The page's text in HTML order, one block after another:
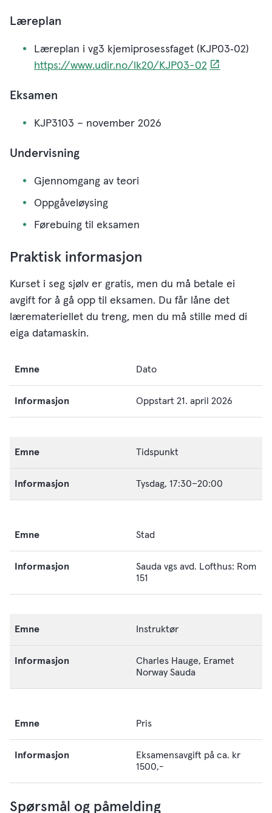
Læreplan
Læreplan i vg3 kjemiprosessfaget (KJP03‑02)
https://www.udir.no/lk20/KJP03-02
Eksamen
KJP3103 – november 2026
Undervisning
Gjennomgang av teori
Oppgåveløysing
Førebuing til eksamen
Praktisk informasjon
Kurset i seg sjølv er gratis, men du må betale ei
avgift for å gå opp til eksamen. Du får låne det
læremateriellet du treng, men du må stille med di
eiga datamaskin.
Emne
Informasjon
Dato
Oppstart 21. april 2026
Tidspunkt
Tysdag, 17:30–20:00
Stad
Sauda vgs avd. Lofthus: Rom
151
Instruktør
Charles Hauge, Eramet
Norway Sauda
Pris
Eksamensavgift på ca. kr
1500,-
Spørsmål og påmelding